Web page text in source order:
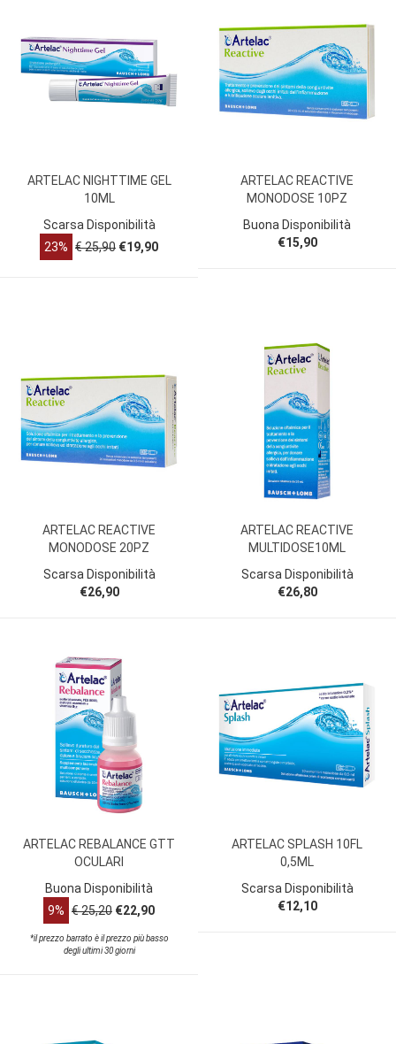
ARTELAC NIGHTTIME GEL
10ML
Scarsa Disponibilità
23% € 25,90 €19,90
ARTELAC REACTIVE
MONODOSE 10PZ
Buona Disponibilità
€15,90
ARTELAC REACTIVE
MONODOSE 20PZ
Scarsa Disponibilità
€26,90
ARTELAC REACTIVE
MULTIDOSE10ML
Scarsa Disponibilità
€26,80
ARTELAC REBALANCE GTT
OCULARI
Buona Disponibilità
9% € 25,20 €22,90
*il prezzo barrato è il prezzo più basso
degli ultimi 30 giorni
ARTELAC SPLASH 10FL
0,5ML
Scarsa Disponibilità
€12,10